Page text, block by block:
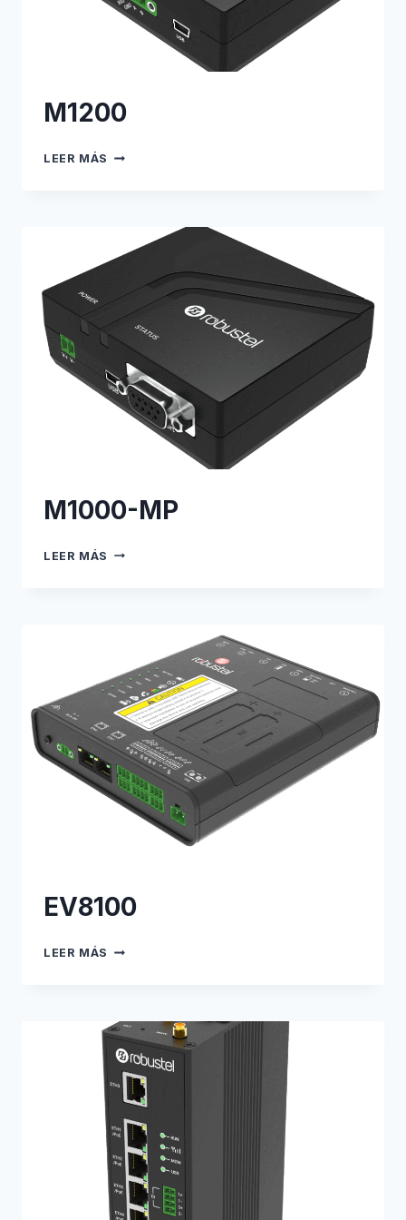
M1200
LEER MÁS M1200
M1000-MP
LEER MÁS M1000-
EV8100
LEER MÁS EV8100